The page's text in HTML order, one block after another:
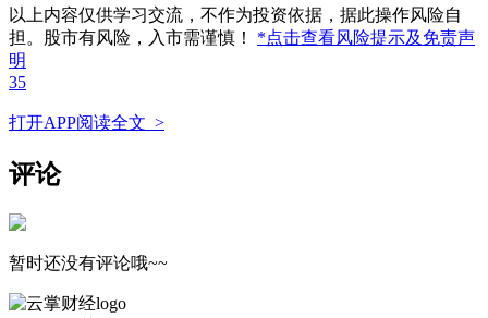
以上内容仅供学习交流，不作为投资依据，据此操作风险自
担。股市有风险，入市需谨慎！ *点击查看风险提示及免责声
明
35
打开APP阅读全文 >
评论
暂时还没有评论哦~~